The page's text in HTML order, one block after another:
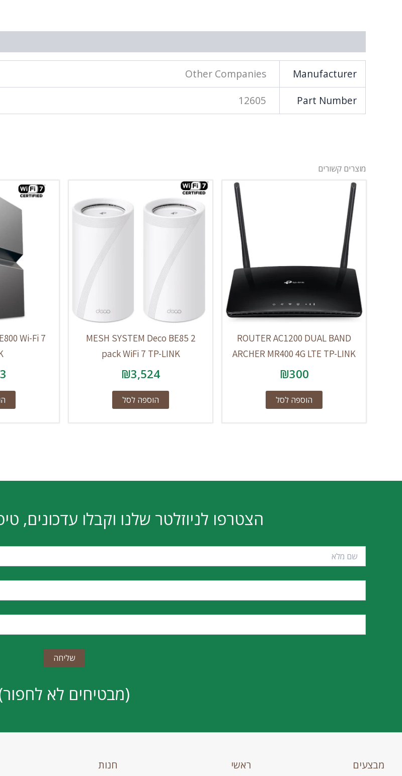
Manufacturer
Other Companies
Part Number
12605
מוצרים קשורים
ROUTER AC1200 DUAL BAND
ARCHER MR400 4G LTE TP-LINK
₪300
הוספה לסל
MESH SYSTEM Deco BE85 2
pack WiFi 7 TP-LINK
₪3,524
הוספה לסל
Wi-Fi 7
הצטרפו לניוזלטר שלנו וקבלו עדכונים,
(מבטיחים לא
מבצעים ראשי חנות